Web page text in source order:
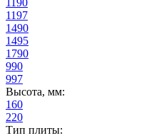
1197
1490
1495
1790
990
997
Высота, мм:
160
220
Тип плиты: